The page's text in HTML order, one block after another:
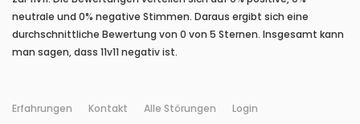
neutrale und 0% negative Stimmen. Daraus ergibt sich eine
durchschnittliche Bewertung von 0 von 5 Sternen. Insgesamt kann
man sagen, dass 11v11 negativ ist.
Erfahrungen Kontakt Alle Störungen Login